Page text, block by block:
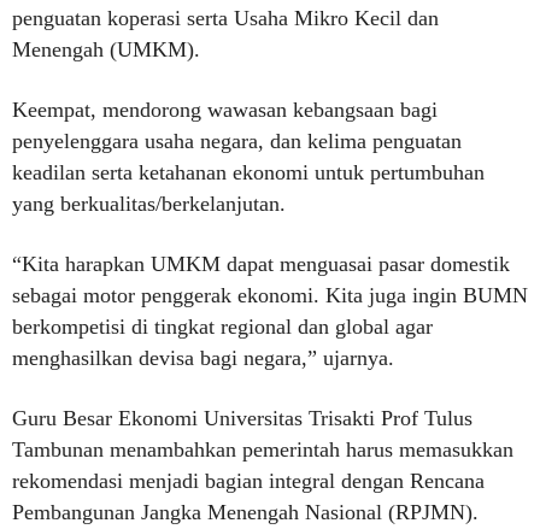
penguatan koperasi serta Usaha Mikro Kecil dan
Menengah (UMKM).
Keempat, mendorong wawasan kebangsaan bagi
penyelenggara usaha negara, dan kelima penguatan
keadilan serta ketahanan ekonomi untuk pertumbuhan
yang berkualitas/berkelanjutan.
“Kita harapkan UMKM dapat menguasai pasar domestik
sebagai motor penggerak ekonomi. Kita juga ingin BUMN
berkompetisi di tingkat regional dan global agar
menghasilkan devisa bagi negara,” ujarnya.
Guru Besar Ekonomi Universitas Trisakti Prof Tulus
Tambunan menambahkan pemerintah harus memasukkan
rekomendasi menjadi bagian integral dengan Rencana
Pembangunan Jangka Menengah Nasional (RPJMN).